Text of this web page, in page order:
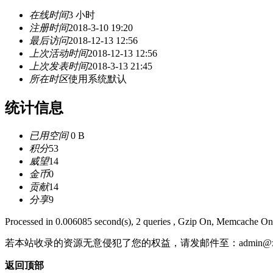
在线时间3 小时
注册时间2018-3-10 19:20
最后访问2018-12-13 12:56
上次活动时间2018-12-13 12:56
上次发表时间2018-3-13 21:45
所在时区使用系统默认
统计信息
已用空间0 B
积分53
威望14
金币0
贡献14
分享9
Processed in 0.006085 second(s), 2 queries , Gzip On, Memcache
若本站收录的资源无意侵犯了您的权益，请发邮件至：
返回顶部